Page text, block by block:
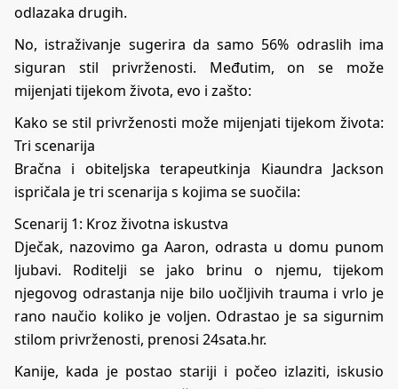
odlazaka drugih.
No, istraživanje sugerira da samo 56% odraslih ima
siguran stil privrženosti. Međutim, on se može
mijenjati tijekom života, evo i zašto:
Kako se stil privrženosti može mijenjati tijekom života:
Tri scenarija
Bračna i obiteljska terapeutkinja Kiaundra Jackson
ispričala je tri scenarija s kojima se suočila:
Scenarij 1: Kroz životna iskustva
Dječak, nazovimo ga Aaron, odrasta u domu punom
ljubavi. Roditelji se jako brinu o njemu, tijekom
njegovog odrastanja nije bilo uočljivih trauma i vrlo je
rano naučio koliko je voljen. Odrastao je sa sigurnim
stilom privrženosti, prenosi 24sata.hr.
Kanije, kada je postao stariji i počeo izlaziti, iskusio